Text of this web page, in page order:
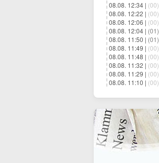
08.08. 12:34 | (00)
08.08. 12:22 | (00)
08.08. 12:06 | (00)
08.08. 12:04 | (01)
08.08. 11:50 | (01)
08.08. 11:49 | (00)
08.08. 11:48 | (00)
08.08. 11:32 | (00)
08.08. 11:29 | (00)
08.08. 11:10 | (00)